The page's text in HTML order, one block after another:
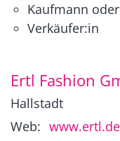
Kaufmann
Verkäufer:in
Ertl Fashion
Hallstadt
Web: